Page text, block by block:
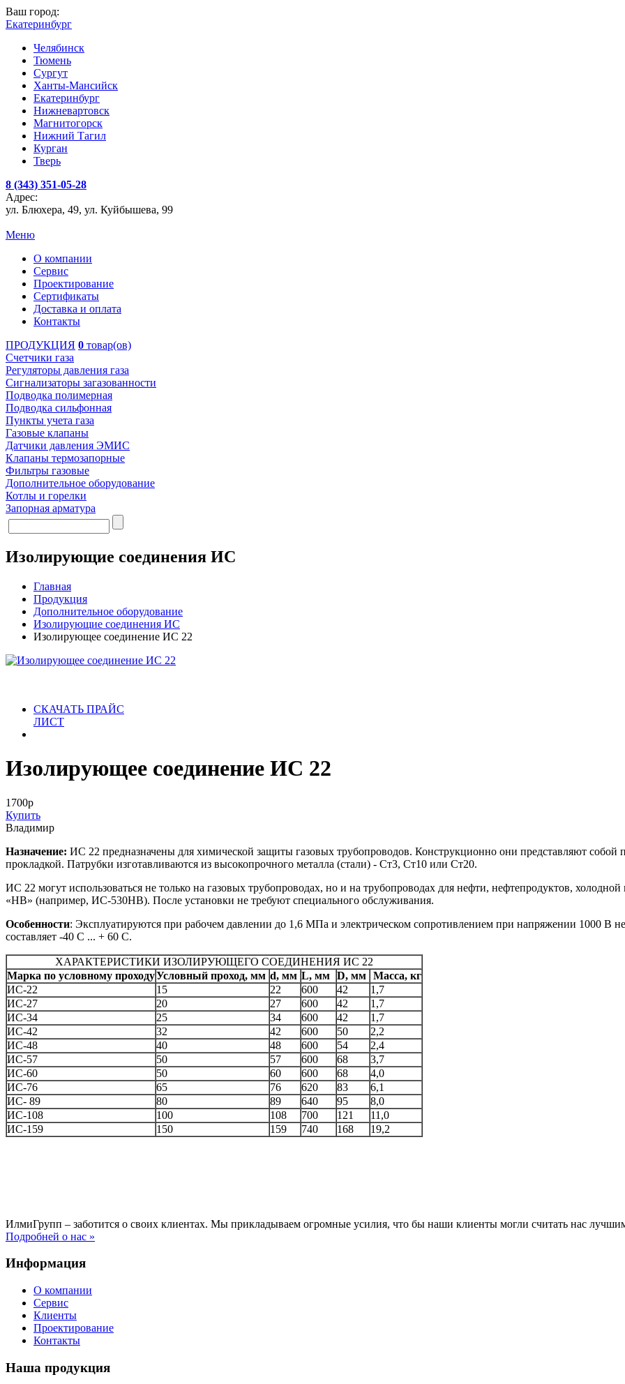
Ваш город:
Екатеринбург
Челябинск
Тюмень
Сургут
Ханты-Мансийск
Екатеринбург
Нижневартовск
Магнитогорск
Нижний Тагил
Курган
Тверь
8 (343) 351-05-28
Адрес:
ул. Блюхера, 49, ул. Куйбышева, 99
Меню
О компании
Сервис
Проектирование
Сертификаты
Доставка и оплата
Контакты
ПРОДУКЦИЯ 0 товар(ов)
Счетчики газа
Регуляторы давления газа
Сигнализаторы загазованности
Подводка полимерная
Подводка сильфонная
Пункты учета газа
Газовые клапаны
Датчики давления ЭМИС
Клапаны термозапорные
Фильтры газовые
Дополнительное оборудование
Котлы и горелки
Запорная арматура
Изолирующие соединения ИС
Главная
Продукция
Дополнительное оборудование
Изолирующие соединения ИС
Изолирующее соединение ИС 22
СКАЧАТЬ ПРАЙС
ЛИСТ
Изолирующее соединение ИС 22
1700р
Купить
Владимир
Назначение: ИС 22 предназначены для химической защиты газовых трубопроводов. Конструкционно они представляют
прокладкой. Патрубки изготавливаются из высокопрочного металла (стали) - Ст3, Ст10 или Ст20.
ИС 22 могут использоваться не только на газовых трубопроводах, но и на трубопроводах для нефти, нефтепродуктов,
«НВ» (например, ИС-530НВ). После установки не требуют специального обслуживания.
Особенности: Эксплуатируются при рабочем давлении до 1,6 МПа и электрическом сопротивлением при напряжении 1000 В
составляет -40 С ... + 60 С.
ХАРАКТЕРИСТИКИ ИЗОЛИРУЮЩЕГО СОЕДИНЕНИЯ ИС 22
Марка по условному проходуУсловный проход, мм d, мм L, мм D, мм Масса, кг
ИС-22
15 22 600 42
1,7
ИС-27
20 27 600 42
1,7
ИС-34
25 34 600 42
1,7
ИС-42
32 42 600 50
2,2
ИС-48
40 48 600 54
2,4
ИС-57
50 57 600 68
3,7
ИС-60
50 60 600 68
4,0
ИС-76
65 76 620 83
6,1
ИС- 89
80 89 640 95
8,0
ИС-108
100 108 700 121
11,0
ИС-159
150 159 740 168 19,2
ИлмиГрупп – заботится о своих клиентах. Мы прикладываем огромные усилия, что бы наши клиенты могли считать нас
Подробней о нас »
Информация
О компании
Сервис
Клиенты
Проектирование
Контакты
Наша продукция